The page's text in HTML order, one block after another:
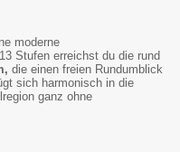
moderne
Stufen erreichst du die rund
die einen freien Rundumblick
sich harmonisch in die
ganz ohne